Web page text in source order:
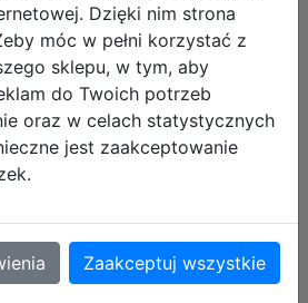
Galeria zdjęć
Clipper Piórnik
Dzięki nim strona
móc w pełni korzystać z
sklepu, w tym, aby
do Twoich potrzeb
oraz w celach statystycznych
jest zaakceptowanie
Zaakceptuj wszystkie